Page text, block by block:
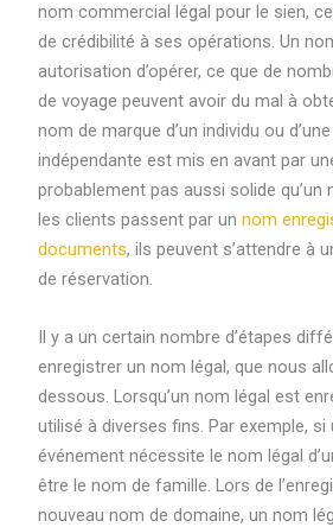
nom commercial légal pour le sien,
de crédibilité à ses opérations. Un
autorisation d’opérer, ce que de
de voyage peuvent avoir du mal à
nom de marque d’un individu ou
indépendante est mis en avant par
probablement pas aussi solide qu’un
les clients passent par un nom
documents, ils peuvent s’attendre à
de réservation.
Il y a un certain nombre d’étapes
enregistrer un nom légal, que nous
dessous. Lorsqu’un nom légal est
utilisé à diverses fins. Par exemple,
événement nécessite le nom légal
être le nom de famille. Lors de
nouveau nom de domaine, un nom